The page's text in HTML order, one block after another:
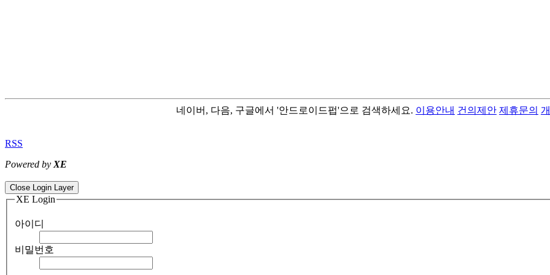
네이버, 다음, 구글에서 '안드로이드펍'으로 검색하세요. 이용안내 건의제안 제휴문의
RSS
Powered by XE
Close Login Layer
XE Login
아이디
비밀번호